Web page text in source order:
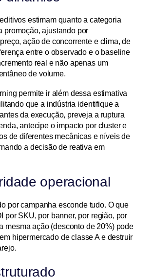
estimam quanto a categoria
promoção, ajustando por
ação de concorrente e clima, de
entre o observado e o baseline
real e não apenas um
de volume.
permite ir além dessa estimativa
que a indústria identifique a
da execução, preveja a ruptura
antecipe o impacto por cluster e
de diferentes mecânicas e níveis de
a decisão de reativa em
operacional
por campanha esconde tudo. O que
por SKU, por banner, por região, por
mesma ação (desconto de 20%) pode
hipermercado de classe A e destruir